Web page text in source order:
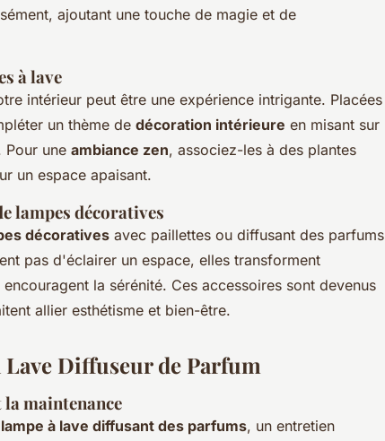
ajoutant une touche de magie et de
à lave
intérieur peut être une expérience intrigante. Placées
un thème de décoration intérieure en misant sur
Pour une ambiance zen, associez-les à des plantes
un espace apaisant.
lampes décoratives
décoratives avec paillettes ou diffusant des parfums
pas d'éclairer un espace, elles transforment
la sérénité. Ces accessoires sont devenus
allier esthétisme et bien-être.
Diffuseur de Parfum
maintenance
lampe à lave diffusant des parfums, un entretien